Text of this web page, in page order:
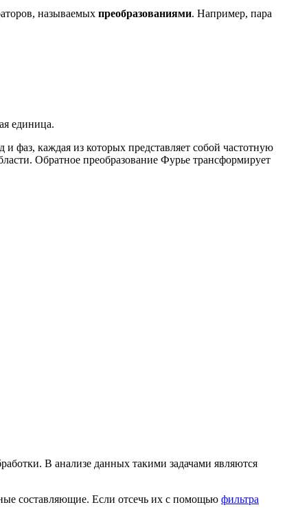
называемых преобразованиями. Например, пара
единица.
фаз, каждая из которых представляет собой частотную
Обратное преобразование Фурье трансформирует
В анализе данных такими задачами являются
составляющие. Если отсечь их с помощью фильтра